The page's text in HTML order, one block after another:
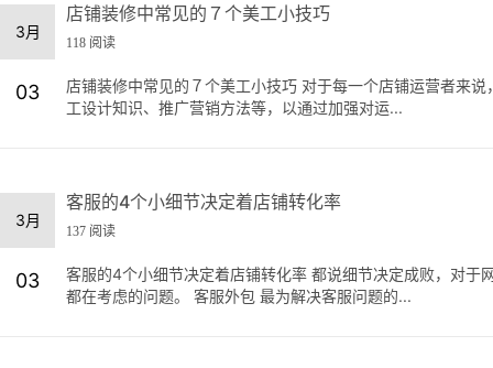
3月
03
店铺装修中常见的７个美工小技巧
118 阅读
店铺装修中常见的７个美工小技巧 对于每一个店铺运营者来
工设计知识、推广营销方法等，以通过加强对运...
3月
03
客服的4个小细节决定着店铺转化率
137 阅读
客服的4个小细节决定着店铺转化率 都说细节决定成败，对
都在考虑的问题。 客服外包 最为解决客服问题的...